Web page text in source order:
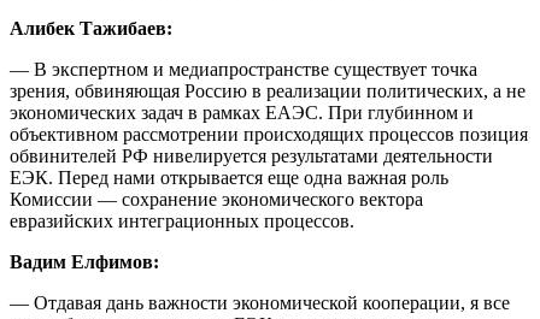
Алибек Тажибаев:
— В экспертном и медиапространстве существует точка
зрения, обвиняющая Россию в реализации политических, а не
экономических задач в рамках ЕАЭС. При глубинном и
объективном рассмотрении происходящих процессов позиция
обвинителей РФ нивелируется результатами деятельности
ЕЭК. Перед нами открывается еще одна важная роль
Комиссии — сохранение экономического вектора
евразийских интеграционных процессов.
Вадим Елфимов:
— Отдавая дань важности экономической кооперации, я все